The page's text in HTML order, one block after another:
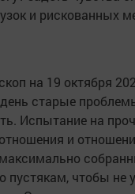
и рискованных
на 19 октября
старые
Испытание на
и
пустякам, чтобы не